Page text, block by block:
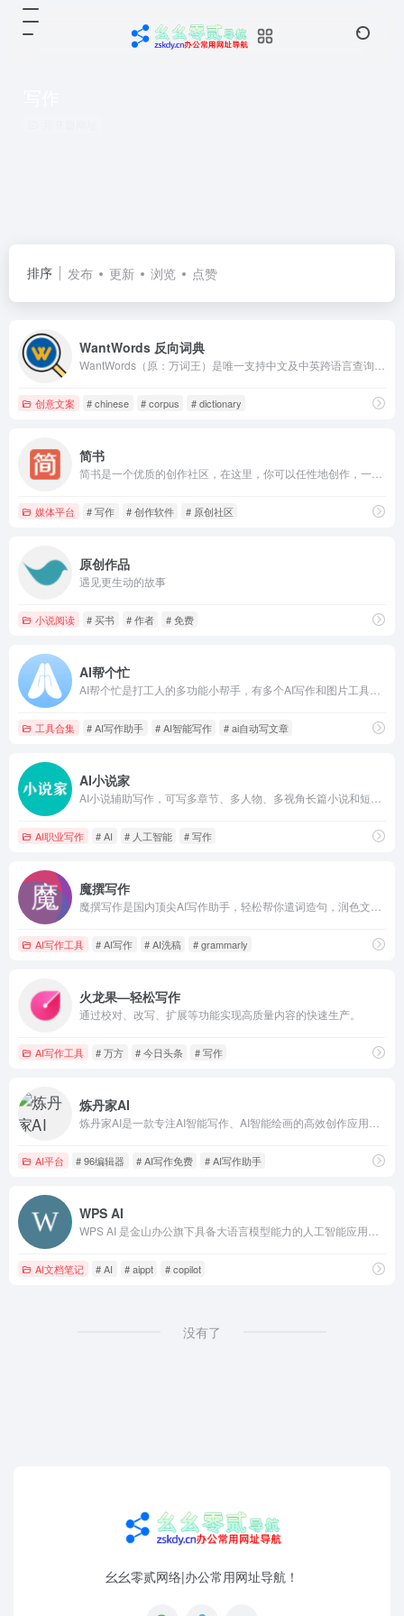
排序 发布 更新 浏览 点赞
WantWords 反向词典
创意文案 # chinese # corpus # dictionary
简书
媒体平台 # 写作 # 创作软件 # 原创社区
原创作品
遇见更生动的故事
小说阅读 # 买书 # 作者 # 免费
AI帮个忙
工具合集 # AI写作助手 # AI智能写作 # ai自动写文章
AI小说家
AI职业写作 # AI # 人工智能 # 写作
魔撰写作
AI写作工具 # AI写作 # AI洗稿 # grammarly
火龙果—轻松写作
通过校对、改写、扩展等功能实现高质量内容的快速生产。
AI写作工具 # 万方 # 今日头条 # 写作
炼丹家AI
AI平台 # 96编辑器 # AI写作免费 # AI写作助手
WPS AI
AI文档笔记 # AI # aippt # copilot
没有了
幺幺零贰网络|办公常用网址导航！